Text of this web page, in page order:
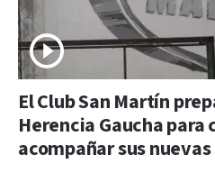
El Club San Martín
Herencia Gaucha para
acompañar sus